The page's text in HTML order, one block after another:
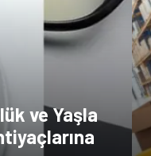
ve Yaşla